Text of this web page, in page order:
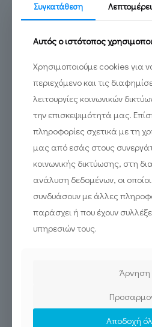
Συγκατάθεση
Αυτός ο ιστότοπος
Χρησιμοποιούμε cookies για
περιεχόμενο και τις
λειτουργίες κοινωνικών
την επισκεψιμότητά μας.
πληροφορίες σχετικά με τη
μας από εσάς στους
κοινωνικής δικτύωσης, στη
ανάλυση δεδομένων, οι οποίοι
συνδυάσουν με άλλες
παράσχει ή που έχουν
υπηρεσιών τους.
Άρνηση
Αποδοχή